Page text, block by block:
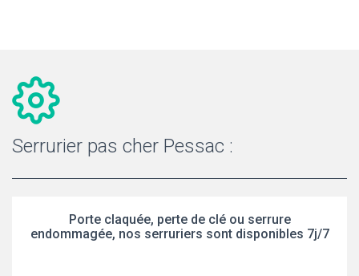
Serrurier pas cher Pessac :
Porte claquée, perte de clé ou serrure
endommagée, nos serruriers sont disponibles 7j/7